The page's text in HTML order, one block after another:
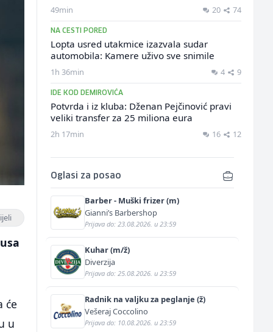
će
u
49min 20 74
NA CESTI PORED
Lopta usred utakmice izazvala sudar
automobila: Kamere uživo sve snimile
1h 36min 4 9
IDE KOD DEMIROVIĆA
Potvrda i iz kluba: Dženan Pejčinović pravi
veliki transfer za 25 miliona eura
2h 17min 16 12
Oglasi za posao
Barber - Muški frizer (m)
Gianni’s Barbershop
Prijava do: 23.08.2026. u 23:59
Kuhar (m/ž)
Diverzija
Prijava do: 25.08.2026. u 23:59
Radnik na valjku za peglanje (ž)
Vešeraj Coccolino
Prijava do: 10.08.2026. u 23:59